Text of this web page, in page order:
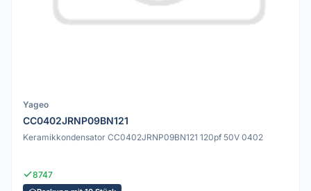
Yageo
CC0402JRNP09BN121
Keramikkondensator CC0402JRNP09BN121 120pf 50V 0402
8747